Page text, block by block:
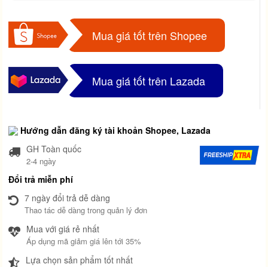
Mua giá tốt trên Shopee
Mua giá tốt trên Lazada
Hướng dẫn đăng ký tài khoản Shopee, Lazada
GH Toàn quốc
2-4 ngày
Đổi trả miễn phí
7 ngày đổi trả dễ dàng
Thao tác dễ dàng trong quản lý đơn
Mua với giá rẻ nhất
Áp dụng mã giảm giá lên tới 35%
Lựa chọn sản phẩm tốt nhất